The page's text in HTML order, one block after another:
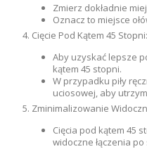
Zmierz dokładnie
Oznacz to miejsce
Cięcie Pod Kątem 45 Stopni:
Aby uzyskać lepsze
kątem 45 stopni.
W przypadku piły
uciosowej, aby
Zminimalizowanie
Cięcia pod kątem 45
widoczne łączenia